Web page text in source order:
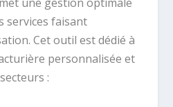
services faisant
Cet outil est dédié à
personnalisée et
: